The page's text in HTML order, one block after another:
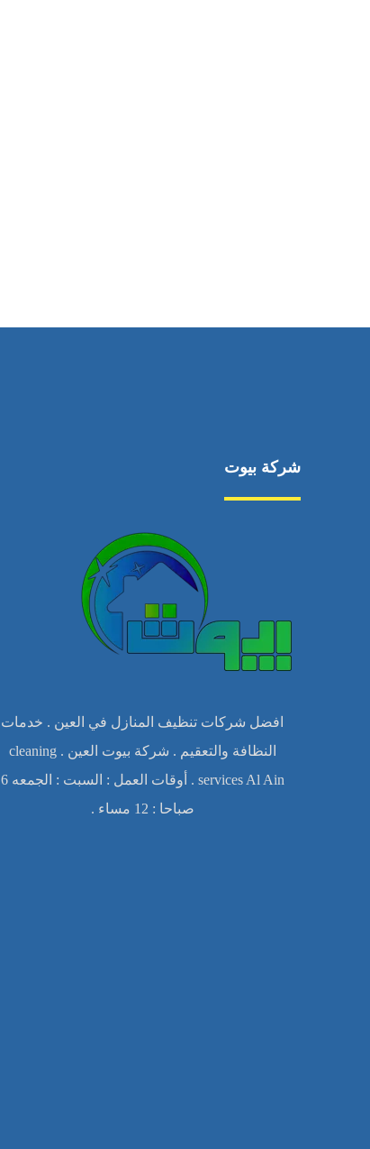
شركة بيوت
افضل شركات تنظيف المنازل في العين . خدمات
النظافة والتعقيم . شركة بيوت العين . cleaning
services Al Ain . أوقات العمل : السبت : الجمعه 6
صباحا : 12 مساء .